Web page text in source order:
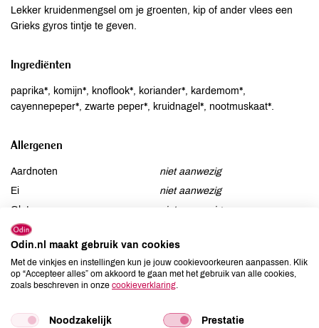
Lekker kruidenmengsel om je groenten, kip of ander vlees een
Grieks gyros tintje te geven.
Ingrediënten
paprika*, komijn*, knoflook*, koriander*, kardemom*,
cayennepeper*, zwarte peper*, kruidnagel*, nootmuskaat*.
Allergenen
Aardnoten
niet aanwezig
Ei
niet aanwezig
Gluten
niet aanwezig
Lactose
Lupine
niet aanwezig
Mosterd
niet aanwezig
Noten
niet aanwezig
Selderij
niet aanwezig
Odin.nl maakt gebruik van cookies
Met de vinkjes en instellingen kun je jouw cookievoorkeuren aanpassen. Klik
op “Accepteer alles” om akkoord te gaan met het gebruik van alle cookies,
zoals beschreven in onze cookieverklaring.
Noodzakelijk Prestatie